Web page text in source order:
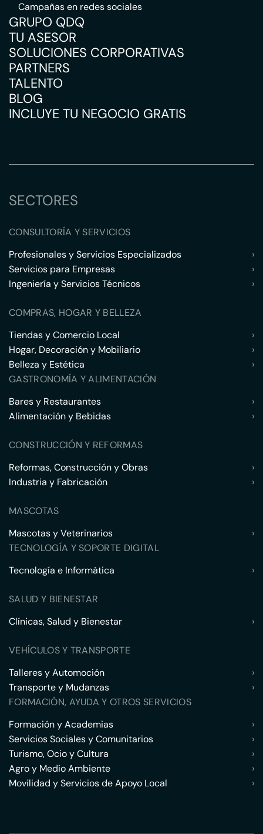
Campañas en redes sociales
GRUPO QDQ
TU ASESOR
SOLUCIONES CORPORATIVAS
PARTNERS
TALENTO
BLOG
INCLUYE TU NEGOCIO GRATIS
SECTORES
CONSULTORÍA Y SERVICIOS
Profesionales y Servicios Especializados
›
Servicios para Empresas
›
Ingeniería y Servicios Técnicos
›
COMPRAS, HOGAR Y BELLEZA
Tiendas y Comercio Local
›
Hogar, Decoración y Mobiliario
›
Belleza y Estética
›
GASTRONOMÍA Y ALIMENTACIÓN
Bares y Restaurantes
›
Alimentación y Bebidas
›
CONSTRUCCIÓN Y REFORMAS
Reformas, Construcción y Obras
›
Industria y Fabricación
›
MASCOTAS
Mascotas y Veterinarios
›
TECNOLOGÍA Y SOPORTE DIGITAL
Tecnología e Informática
›
SALUD Y BIENESTAR
Clínicas, Salud y Bienestar
›
VEHÍCULOS Y TRANSPORTE
Talleres y Automoción
›
Transporte y Mudanzas
›
FORMACIÓN, AYUDA Y OTROS SERVICIOS
Formación y Academias
›
Servicios Sociales y Comunitarios
›
Turismo, Ocio y Cultura
›
Agro y Medio Ambiente
›
Movilidad y Servicios de Apoyo Local
›